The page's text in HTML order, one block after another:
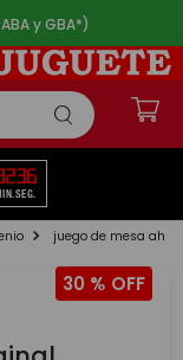
y GBA*)
36
SEG.
juego de mesa ah
30 %